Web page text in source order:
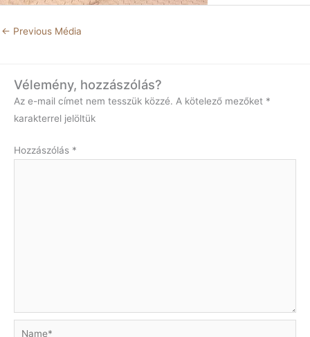
← Previous Média
Vélemény, hozzászólás?
Az e-mail címet nem tesszük közzé. A kötelező mezőket *
karakterrel jelöltük
Hozzászólás *
Name*